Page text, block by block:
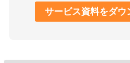
サービス資料をダウ